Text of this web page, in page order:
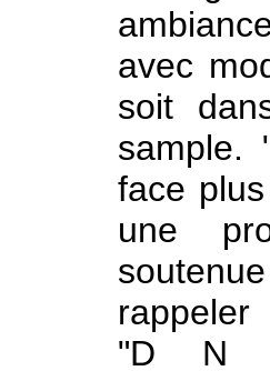
avec
soit
sample.
face
une
"D N